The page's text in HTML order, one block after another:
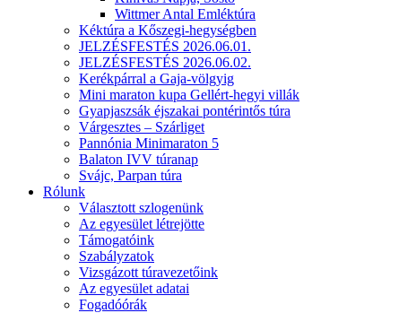
Wittmer Antal Emléktúra
Kéktúra a Kőszegi-hegységben
JELZÉSFESTÉS 2026.06.01.
JELZÉSFESTÉS 2026.06.02.
Kerékpárral a Gaja-völgyig
Mini maraton kupa Gellért-hegyi villák
Gyapjaszsák éjszakai pontérintős túra
Várgesztes – Szárliget
Pannónia Minimaraton 5
Balaton IVV túranap
Svájc, Parpan túra
Rólunk
Választott szlogenünk
Az egyesület létrejötte
Támogatóink
Szabályzatok
Vizsgázott túravezetőink
Az egyesület adatai
Fogadóórák